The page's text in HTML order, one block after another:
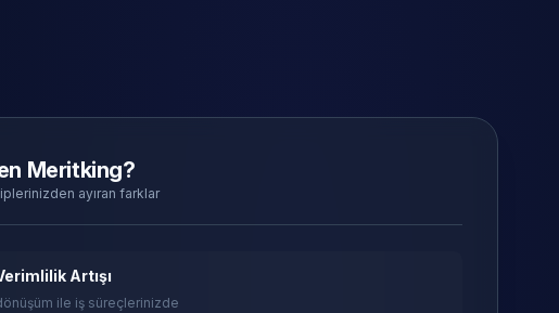
Meritking?
ayıran farklar
Artışı
ile iş süreçlerinizde